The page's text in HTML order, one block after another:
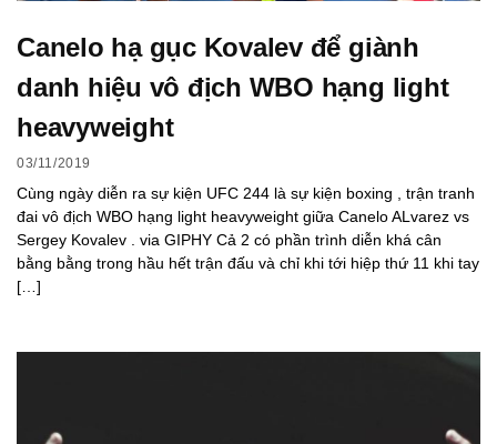
Canelo hạ gục Kovalev để giành
danh hiệu vô địch WBO hạng light
heavyweight
03/11/2019
Cùng ngày diễn ra sự kiện UFC 244 là sự kiện boxing , trận tranh
đai vô địch WBO hạng light heavyweight giữa Canelo ALvarez vs
Sergey Kovalev . via GIPHY Cả 2 có phần trình diễn khá cân
bằng bằng trong hầu hết trận đấu và chỉ khi tới hiệp thứ 11 khi tay
[…]